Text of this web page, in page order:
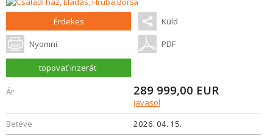
Érdekes Küld
Nyomni PDF
topovať inzerát
Ár 289 999,00 EUR
javasol
Betéve
2026. 04. 15.